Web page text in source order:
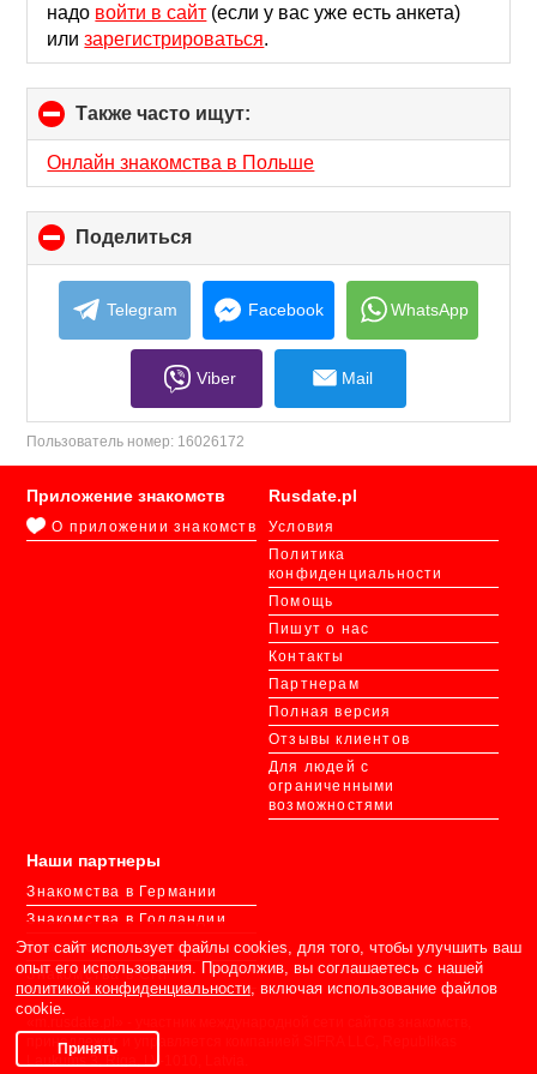
надо войти в сайт (если у вас уже есть анкета)
илизарегистрироваться.
Также часто ищут:
to
collapse
contents
Онлайн знакомства в Польше
Поделиться
to
collapse
contents
Telegram Facebook WhatsApp
Viber Mail
Пользователь номер: 16026172
Rusdate.pl
Условия
Политика
конфиденциальности
Помощь
Пишут о нас
Контакты
Партнерам
Полная версия
Отзывы клиентов
Для людей с
ограниченными
возможностями
Приложение знакомств
О приложении знакомств
Наши партнеры
Знакомства в Германии
Знакомства в Голландии
Знакомства в Украине
Знакомства в СНГ
принадлежит и управляется компанией SIFRA LLC, Republikas
Laukums 3, Riga, LV-1010, Latvia.
Этот сайт использует файлы cookies, для того, чтобы улучшить ваш
опыт его использования. Продолжив, вы соглашаетесь с нашей
политикой конфиденциальности, включая использование файлов
cookie.
Принять